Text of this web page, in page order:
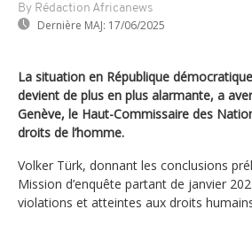
By Rédaction Africanews
Dernière MAJ: 17/06/2025
La situation en République
devient de plus en plus alarmante, a
Genève, le Haut-Commissaire des
droits de l’homme.
Volker Türk, donnant les conclusions
Mission d’enquête partant de janvier
violations et atteintes aux droits